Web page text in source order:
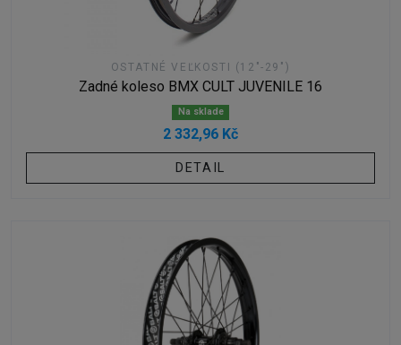
OSTATNÉ VEĽKOSTI (12"-29")
Zadné koleso BMX CULT JUVENILE 16
Na sklade
2 332,96 Kč
DETAIL